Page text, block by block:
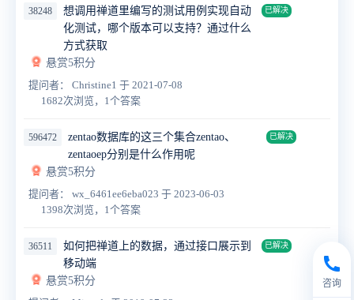
38248
想调用禅道里编写的测试用例实现自动
化测试，哪个版本可以支持？通过什么
方式获取
已解决
悬赏5积分
提问者： Christine1 于 2021-07-08
1682次浏览，1个答案
596472
zentao数据库的这三个集合zentao、
zentaoep分别是什么作用呢
已解决
悬赏5积分
提问者： wx_6461ee6eba023 于 2023-06-03
1398次浏览，1个答案
36511
如何把禅道上的数据，通过接口展示到
移动端
已解决
悬赏5积分
咨询